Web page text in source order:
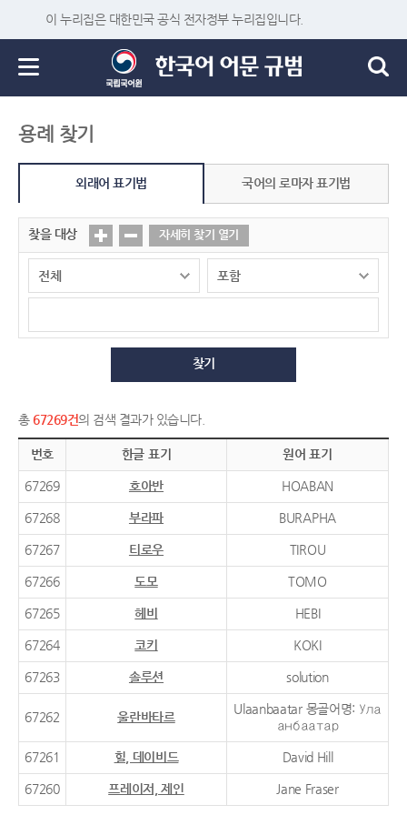
이 누리집은 대한민국 공식 전자정부 누리집입니다.
용례 찾기
외래어 표기법 국어의 로마자 표기법
찾을 대상 자세히 찾기 열기
찾기
총 67269건의 검색 결과가 있습니다.
번호 한글 표기 원어 표기
67269 호아반 HOABAN
67268 부라파 BURAPHA
67267 티로우 TIROU
67266 도모 TOMO
67265 헤비 HEBI
67264 코키 KOKI
67263 솔루션 solution
67262 울란바타르
Ulaanbaatar 몽골어명: Ула
анбаатар
67261 힐, 데이비드 David Hill
67260 프레이저, 제인 Jane Fraser